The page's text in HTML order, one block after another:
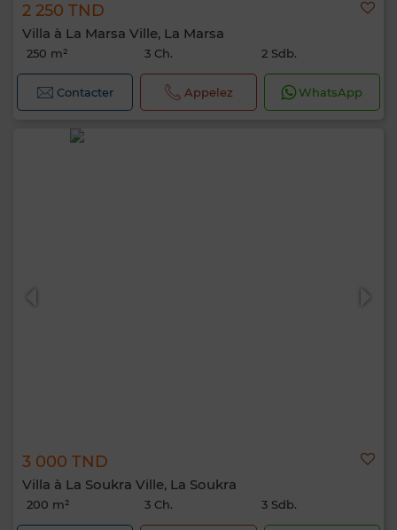
2 250 TND
Villa à La Marsa Ville, La Marsa
250 m² 3 Ch. 2 Sdb.
Contacter Appelez WhatsApp
3 000 TND
Villa à La Soukra Ville, La Soukra
200 m² 3 Ch. 3 Sdb.